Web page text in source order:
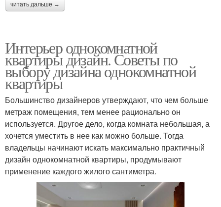
читать дальше →
Интерьер однокомнатной
квартиры дизайн. Советы по
выбору дизайна однокомнатной
квартиры
Большинство дизайнеров утверждают, что чем больше
метраж помещения, тем менее рационально он
используется. Другое дело, когда комната небольшая, а
хочется уместить в нее как можно больше. Тогда
владельцы начинают искать максимально практичный
дизайн однокомнатной квартиры, продумывают
применение каждого жилого сантиметра.